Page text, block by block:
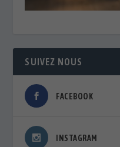
SUIVEZ NOUS
FACEBOOK
INSTAGRAM